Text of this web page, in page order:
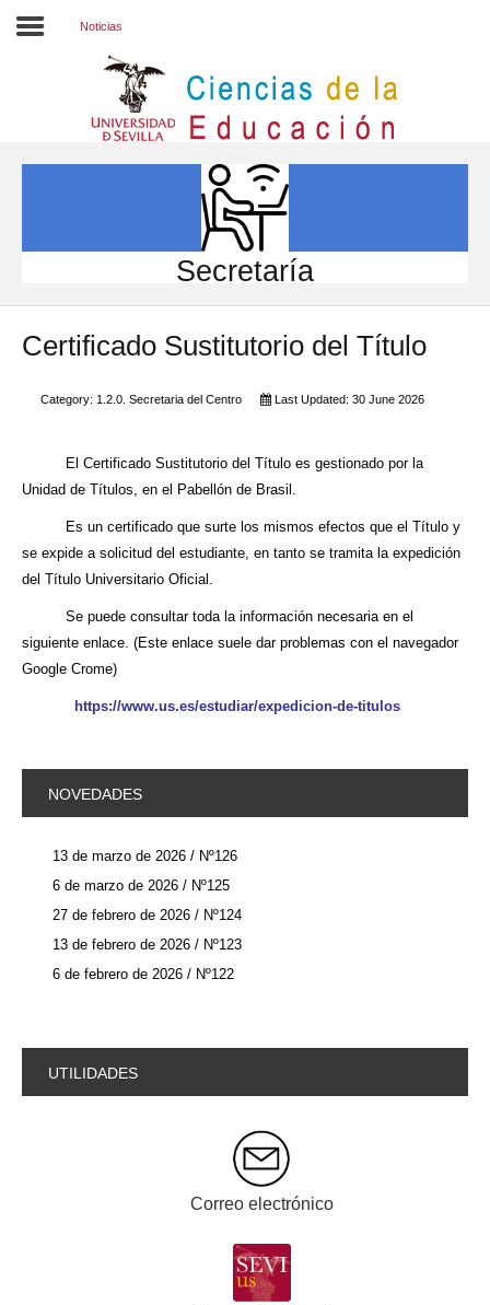
INVESTIGACIÓN
INTERNACIONAL
Directorio FCCE
Noticias
Secretaría
Certificado Sustitutorio del Título
Category: 1.2.0. Secretaria del Centro Last Updated: 30 June 2026
El Certificado Sustitutorio del Título es gestionado por la
Unidad de Títulos, en el Pabellón de Brasil.
Es un certificado que surte los mismos efectos que el Título y
se expide a solicitud del estudiante, en tanto se tramita la expedición
del Título Universitario Oficial.
Se puede consultar toda la información necesaria en el
siguiente enlace. (Este enlace suele dar problemas con el navegador
Google Crome)
https://www.us.es/estudiar/expedicion-de-titulos
NOVEDADES
13 de marzo de 2026 / Nº126
6 de marzo de 2026 / Nº125
27 de febrero de 2026 / Nº124
13 de febrero de 2026 / Nº123
6 de febrero de 2026 / Nº122
UTILIDADES
Correo electrónico